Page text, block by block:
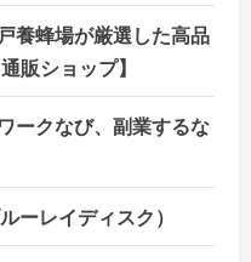
養蜂場が厳選した高品
販ショップ】
ークなび、副業するな
ーレイディスク）